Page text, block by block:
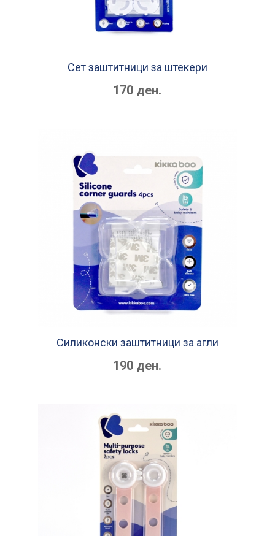
Сет заштитници за штекери
170 ден.
Силиконски заштитници за агли
190 ден.